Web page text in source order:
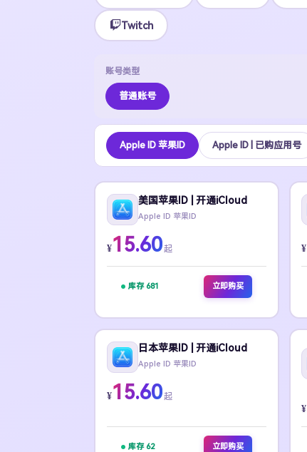
Twitch
账号类型
普通账号
Apple ID 苹果ID Apple ID | 已购应用号
美国苹果ID | 开通iCloud
Apple ID 苹果ID
¥15.60起
库存 681 立即购买
¥
日本苹果ID | 开通iCloud
Apple ID 苹果ID
¥15.60起
库存 62 立即购买
¥